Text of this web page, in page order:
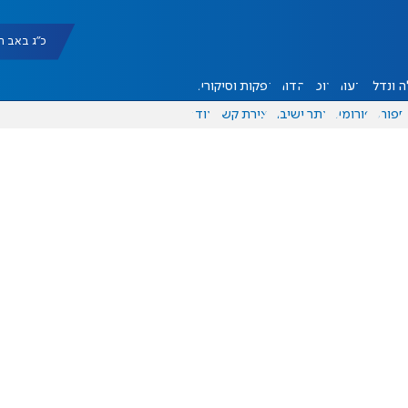
כ"ג באב תשפ"ו
ונדל"ן דעות אוכל יהדות הפקות וסיקורים
ספורט פורומים אתר ישיבה יצירת קשר עוד